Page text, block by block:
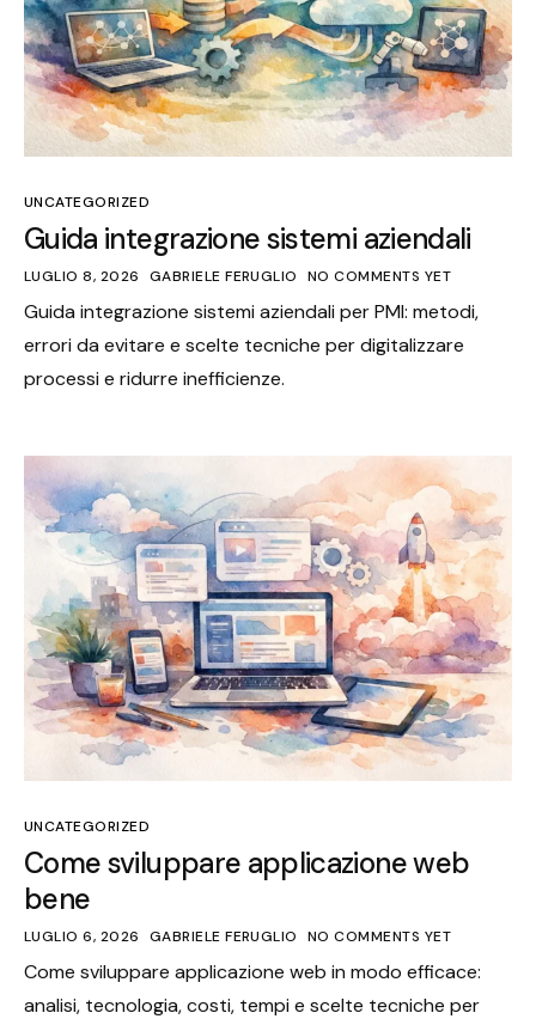
UNCATEGORIZED
Guida integrazione sistemi aziendali
LUGLIO 8, 2026 GABRIELE FERUGLIO NO COMMENTS YET
Guida integrazione sistemi aziendali per PMI: metodi,
errori da evitare e scelte tecniche per digitalizzare
processi e ridurre inefficienze.
UNCATEGORIZED
Come sviluppare applicazione web
bene
LUGLIO 6, 2026 GABRIELE FERUGLIO NO COMMENTS YET
Come sviluppare applicazione web in modo efficace:
analisi, tecnologia, costi, tempi e scelte tecniche per